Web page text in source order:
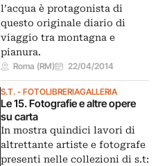
l’acqua è protagonista di
questo originale diario di
viaggio tra montagna e
pianura.
Roma (RM) 22/04/2014
S.T. - FOTOLIBRERIAGALLERIA
Le 15. Fotografie e altre opere
su carta
In mostra quindici lavori di
altrettante artiste e fotografe
presenti nelle collezioni di s.t: